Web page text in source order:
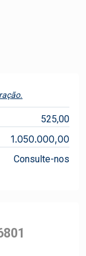
525,00
1.050.000,00
Consulte-nos